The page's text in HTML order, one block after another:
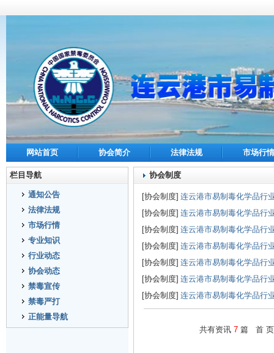
网站首页 协会简介 法律法规 市场行情
栏目导航
通知公告
法律法规
市场行情
专业知识
行业动态
协会动态
禁毒宣传
禁毒严打
正能量导航
协会制度
[协会制度] 连云港市易制毒化学品行
[协会制度] 连云港市易制毒化学品行
[协会制度] 连云港市易制毒化学品行
[协会制度] 连云港市易制毒化学品行
[协会制度] 连云港市易制毒化学品行
[协会制度] 连云港市易制毒化学品行
[协会制度] 连云港市易制毒化学品行
共有资讯 7篇 首 页